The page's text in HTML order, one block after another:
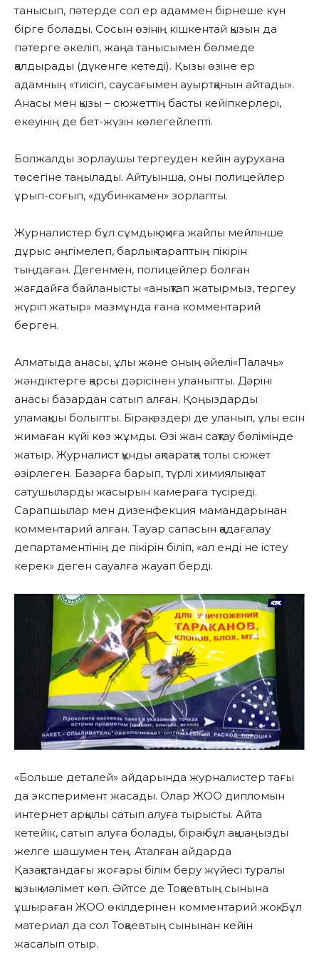
танысып, пәтерде сол ер адаммен бірнеше күн
бірге болады. Сосын өзінің кішкентай қызын да
пәтерге әкеліп, жаңа танысымен бөлмеде
қалдырады (дүкенге кетеді). Қызы өзіне ер
адамның «тиісіп, саусағымен ауыртқанын айтады».
Анасы мен қызы – сюжеттің басты кейіпкерлері,
екеуінің де бет-жүзін көлегейлепті.
Болжалды зорлаушы тергеуден кейін аурухана
төсегіне таңылады. Айтуынша, оны полицейлер
ұрып-соғып, «дубинкамен» зорлапты.
Журналистер бұл сұмдық оқиға жайлы мейлінше
дұрыс әңгімелеп, барлық тараптың пікірін
тыңдаған. Дегенмен, полицейлер болған
жағдайға байланысты «анықтап жатырмыз, тергеу
жүріп жатыр» мазмұнда ғана комментарий
берген.
Алматыда анасы, ұлы және оның әйелі«Палачь»
жәндіктерге қарсы дәрісінен уланыпты. Дәріні
анасы базардан сатып алған. Қоңыздарды
уламақшы болыпты. Бірақ, өздері де уланып, ұлы есін
жимаған күйі көз жұмды. Өзі жан сақтау бөлімінде
жатыр. Журналист құнды ақпаратқа толы сюжет
әзірлеген. Базарға барып, түрлі химиялық зат
сатушыларды жасырын камераға түсіреді.
Сарапшылар мен дизенфекция мамандарынан
комментарий алған. Тауар сапасын қадағалау
департаментінің де пікірін біліп, «ал енді не істеу
керек» деген сауалға жауап берді.
«Больше деталей» айдарында журналистер тағы
да эксперимент жасады. Олар ЖОО дипломын
интернет арқылы сатып алуға тырысты. Айта
кетейік, сатып алуға болады, бірақ бұл ақшаңызды
желге шашумен тең. Аталған айдарда
Қазақстандағы жоғары білім беру жүйесі туралы
қызық мәлімет көп. Әйтсе де Тоқаевтың сынына
ұшыраған ЖОО өкілдерінен комментарий жоқ. Бұл
материал да сол Тоқаевтың сынынан кейін
жасалып отыр.